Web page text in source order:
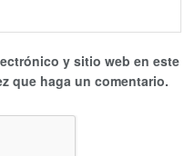
y sitio web en este
que haga un comentario.